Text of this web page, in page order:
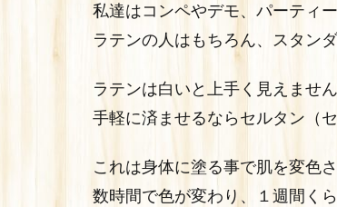
私達はコンペやデモ、パーティ
ラテンの人はもちろん、スタン
ラテンは白いと上手く見えません
手軽に済ませるならセルタン（
これは身体に塗る事で肌を変色さ
数時間で色が変わり、１週間く